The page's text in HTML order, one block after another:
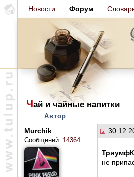
Новости Форум
Чай и чайные напитки
Автор
Murchik
Сообщений: 14364
не